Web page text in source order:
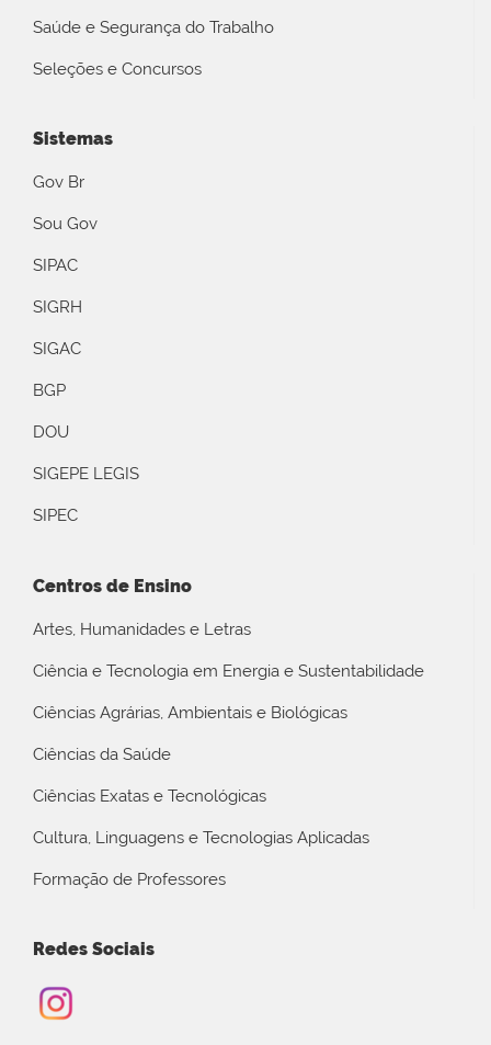
Saúde e Segurança do Trabalho
Seleções e Concursos
Sistemas
Gov Br
Sou Gov
SIPAC
SIGRH
SIGAC
BGP
DOU
SIGEPE LEGIS
SIPEC
Centros de Ensino
Artes, Humanidades e Letras
Ciência e Tecnologia em Energia e Sustentabilidade
Ciências Agrárias, Ambientais e Biológicas
Ciências da Saúde
Ciências Exatas e Tecnológicas
Cultura, Linguagens e Tecnologias Aplicadas
Formação de Professores
Redes Sociais